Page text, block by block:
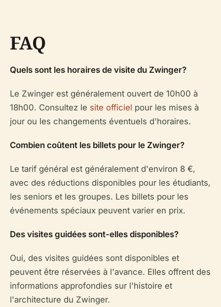
FAQ
Quels sont les horaires de visite du Zwinger?
Le Zwinger est généralement ouvert de 10h00 à
18h00. Consultez le site officiel pour les mises à
jour ou les changements éventuels d'horaires.
Combien coûtent les billets pour le Zwinger?
Le tarif général est généralement d'environ 8 €,
avec des réductions disponibles pour les étudiants,
les seniors et les groupes. Les billets pour les
événements spéciaux peuvent varier en prix.
Des visites guidées sont-elles disponibles?
Oui, des visites guidées sont disponibles et
peuvent être réservées à l'avance. Elles offrent des
informations approfondies sur l'histoire et
l'architecture du Zwinger.